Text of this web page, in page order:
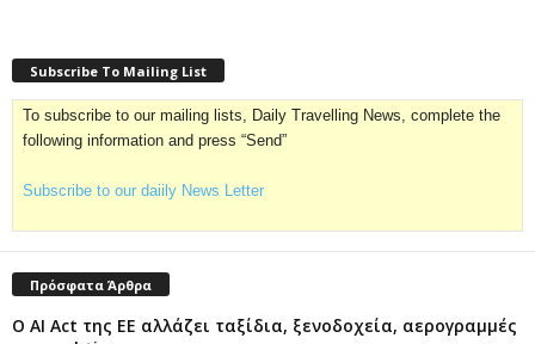
Subscribe To Mailing List
To subscribe to our mailing lists, Daily Travelling News, complete the
following information and press “Send”
Subscribe to our daiily News Letter
Πρόσφατα Άρθρα
Ο AI Act της ΕΕ αλλάζει ταξίδια, ξενοδοχεία, αερογραμμές